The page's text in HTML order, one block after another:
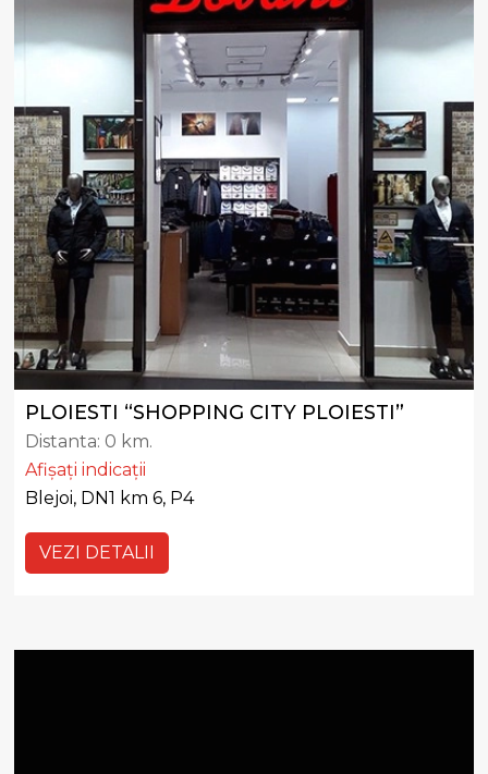
PLOIESTI “SHOPPING CITY PLOIESTI”
Distanta: 0 km.
Afișați indicații
Blejoi, DN1 km 6, P4
VEZI DETALII